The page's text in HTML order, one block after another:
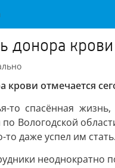
донора
отмечается
то спасённая
Вологодской
даже успел им стать.
неоднократно